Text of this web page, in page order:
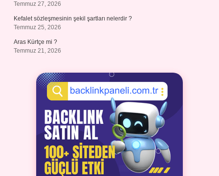
Temmuz 27, 2026
Kefalet sözleşmesinin şekil şartları nelerdir ?
Temmuz 25, 2026
Aras Kürtçe mi ?
Temmuz 21, 2026